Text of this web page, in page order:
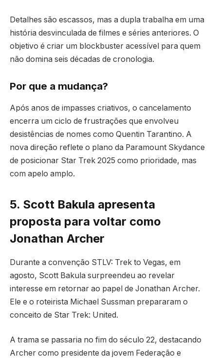
Detalhes são escassos, mas a dupla trabalha em uma
história desvinculada de filmes e séries anteriores. O
objetivo é criar um blockbuster acessível para quem
não domina seis décadas de cronologia.
Por que a mudança?
Após anos de impasses criativos, o cancelamento
encerra um ciclo de frustrações que envolveu
desistências de nomes como Quentin Tarantino. A
nova direção reflete o plano da Paramount Skydance
de posicionar Star Trek 2025 como prioridade, mas
com apelo amplo.
5. Scott Bakula apresenta
proposta para voltar como
Jonathan Archer
Durante a convenção STLV: Trek to Vegas, em
agosto, Scott Bakula surpreendeu ao revelar
interesse em retornar ao papel de Jonathan Archer.
Ele e o roteirista Michael Sussman prepararam o
conceito de Star Trek: United.
A trama se passaria no fim do século 22, destacando
Archer como presidente da jovem Federação e